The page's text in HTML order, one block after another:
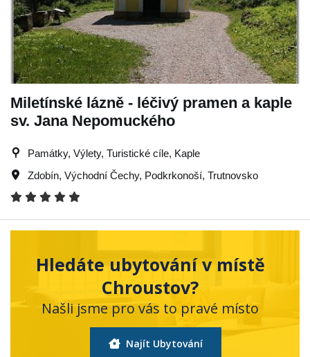
Miletínské lázně - léčivý pramen a kaple
sv. Jana Nepomuckého
Památky, Výlety, Turistické cíle, Kaple
Zdobín, Východní Čechy, Podkrkonoší, Trutnovsko
Hledáte ubytování v místě
Chroustov?
Našli jsme pro vás to pravé místo
Najít Ubytování